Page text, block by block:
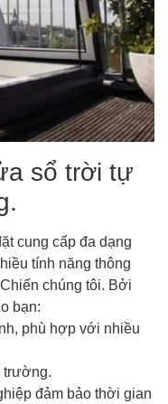
sổ trời tự
cung cấp đa dạng
tính năng thông
chúng tôi. Bởi
bạn:
phù hợp với nhiều
trường.
đảm bảo thời gian